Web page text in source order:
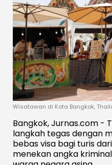
Wisatawan di Kota Bangkok,
Bangkok, Jurnas.com -
langkah tegas dengan
bebas visa bagi turis
menekan angka